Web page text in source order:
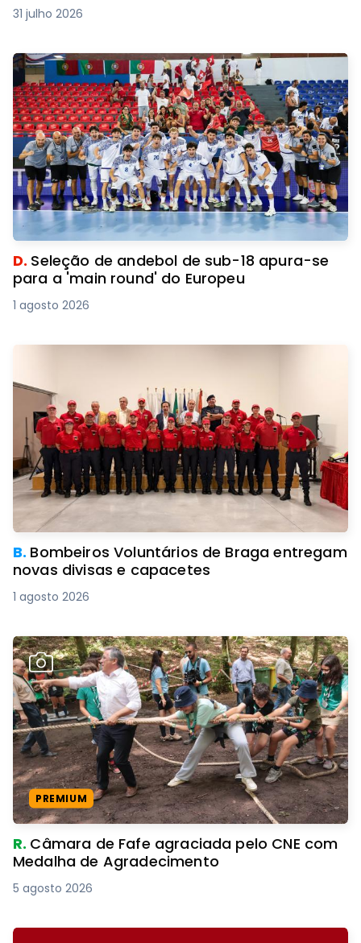
31 julho 2026
D. Seleção de andebol de sub-18 apura-se
para a 'main round' do Europeu
1 agosto 2026
B. Bombeiros Voluntários de Braga entregam
novas divisas e capacetes
1 agosto 2026
PREMIUM
R. Câmara de Fafe agraciada pelo CNE com
Medalha de Agradecimento
5 agosto 2026